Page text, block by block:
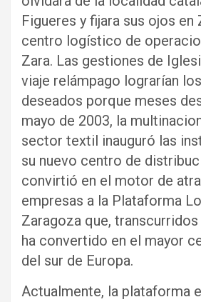
Figueres y fijara sus ojos
centro logístico de
Zara. Las gestiones de
viaje relámpago lograrían
deseados porque meses
mayo de 2003, la
sector textil inauguró las
su nuevo centro de
convirtió en el motor de
empresas a la Plataforma
Zaragoza que, transcurridos
ha convertido en el mayor
del sur de Europa.
Actualmente, la plataforma